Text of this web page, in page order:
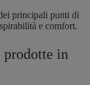
principali punti di
e comfort.
prodotte in